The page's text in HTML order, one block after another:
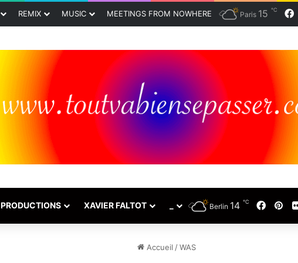
REMIX MUSIC MEETINGS FROM NOWHERE Paris 15 ℃
PRODUCTIONS XAVIER FALTOT Berlin 14 ℃
Accueil /WAS